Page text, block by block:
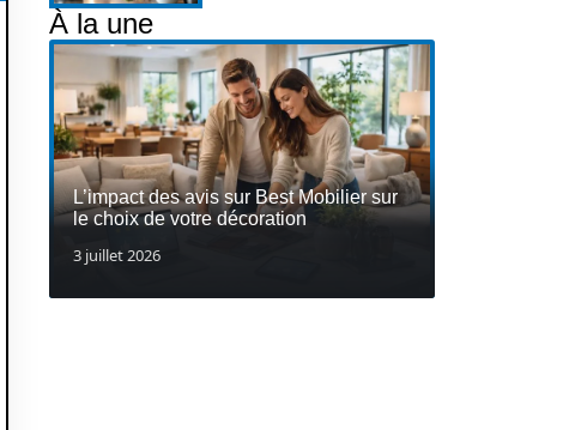
À la une
L’impact des avis sur Best Mobilier sur
le choix de votre décoration
3 juillet 2026